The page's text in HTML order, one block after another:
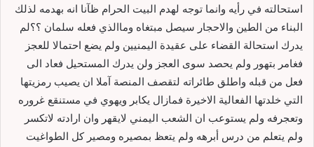
استحالته في رأيه وانما توجه لهدم البيت الحرام ظآنا انه بهدمه لذلك
البناء من الطين والاحجار سيصل مبتغاه وماالذي فعله سلمان ؟؟لم
يدرك استحالة القضاء على عقيدة اليمنيين ولم يضع احتمالا للعجز
فغامر بتهور ولم يحصد سوى العجز ولن يدرك المستحيل فعاد الى
فعل من قبله واطلق طائراته لتقصف المنصة آملا ان يصيب رمزيتها
التي خلدتها الفعالية الاخيرة فمازال يكابر ويهوي في مستنقع غروره
وتعجرفه ولم يستوعب ان الشعب اليمني لايقهر وان ارادته لاتكسر
ولم يتعلم من درس أبرهه ولم يتعظ بمصيره ومصير كل الطواغيت